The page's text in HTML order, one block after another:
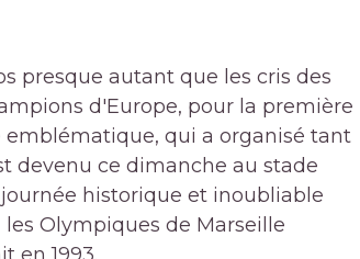
presque autant que les cris des
d'Europe, pour la première
emblématique, qui a organisé tant
devenu ce dimanche au stade
historique et inoubliable
les Olympiques de Marseille